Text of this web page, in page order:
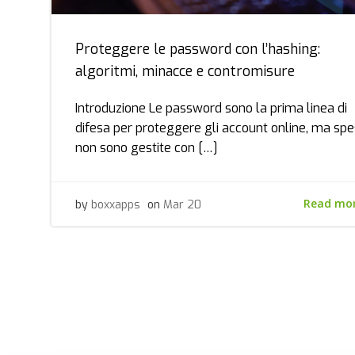
Proteggere le password con l’hashing:
algoritmi, minacce e contromisure
Introduzione Le password sono la prima linea di
difesa per proteggere gli account online, ma
non sono gestite con […]
by boxxapps on Mar 20 Read